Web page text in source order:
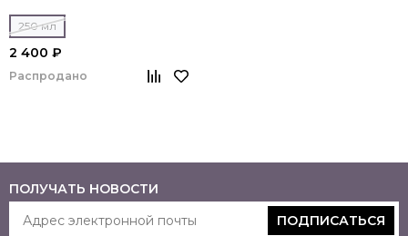
250 мл
2 400 ₽
Распродано
ПОЛУЧАТЬ НОВОСТИ
ПОДПИСАТЬСЯ